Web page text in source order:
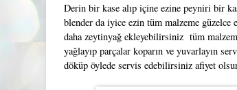
Derin bir kase alıp içine ezine peyniri bir
blender da iyice ezin tüm malzeme
daha zeytinyağ ekleyebilirsiniz tüm
yağlayıp parçalar koparın ve yuvarlayın
döküp öylede servis edebilirsiniz afiyet